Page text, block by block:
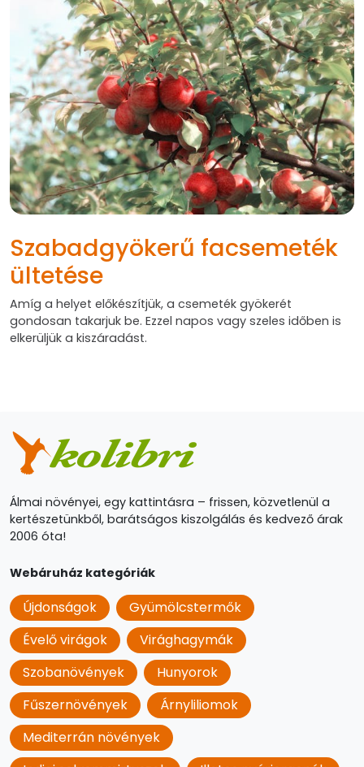
Szabadgyökerű facsemeték
ültetése
Amíg a helyet előkészítjük, a csemeték gyökerét
gondosan takarjuk be. Ezzel napos vagy szeles időben is
elkerüljük a kiszáradást.
Álmai növényei, egy kattintásra – frissen, közvetlenül a
kertészetünkből, barátságos kiszolgálás és kedvező árak
2006 óta!
Webáruház kategóriák
Újdonságok
Gyümölcstermők
Évelő virágok
Virághagymák
Szobanövények
Hunyorok
Fűszernövények
Árnyliliomok
Mediterrán növények